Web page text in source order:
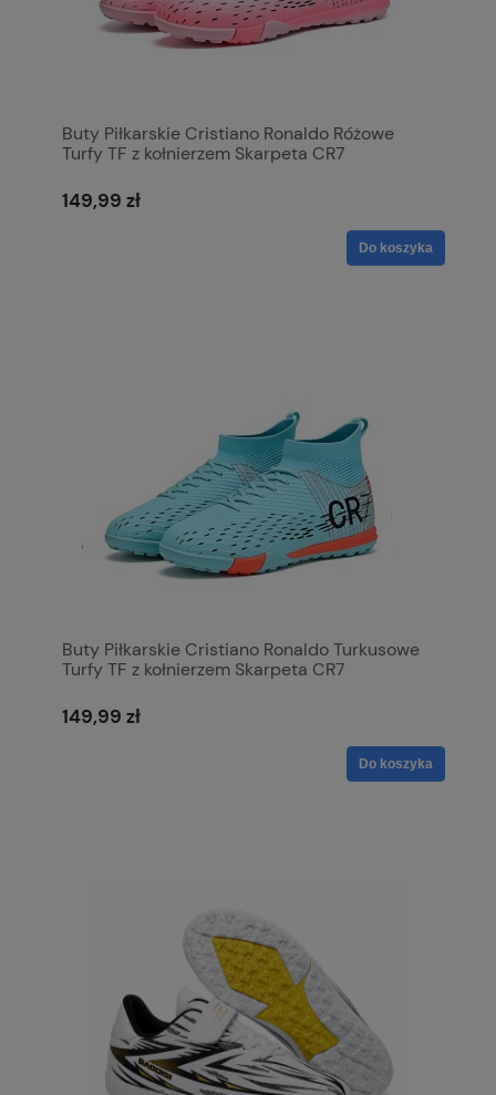
Buty Piłkarskie Cristiano Ronaldo Różowe
Turfy TF z kołnierzem Skarpeta CR7
149,99 zł
Do koszyka
Buty Piłkarskie Cristiano Ronaldo Turkusowe
Turfy TF z kołnierzem Skarpeta CR7
149,99 zł
Do koszyka